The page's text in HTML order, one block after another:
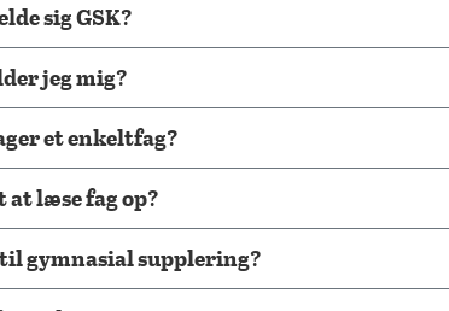
sig GSK?
jeg mig?
et enkeltfag?
at læse fag op?
gymnasial supplering?